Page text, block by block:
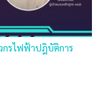
รไฟฟ้าปฎิบัติการ